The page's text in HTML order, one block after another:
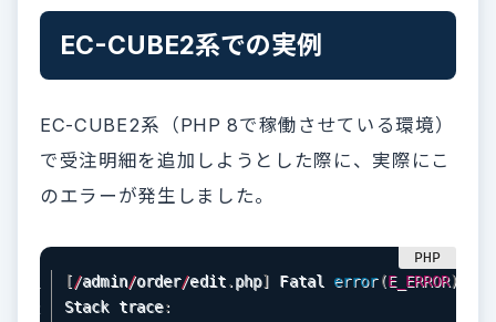
EC-CUBE2系での実例
EC-CUBE2系（PHP 8で稼働させている環境）
で受注明細を追加しようとした際に、実際にこ
のエラーが発生しました。
[/admin/order/edit. php] Fatal error(E_ERROR)
Stack trace: